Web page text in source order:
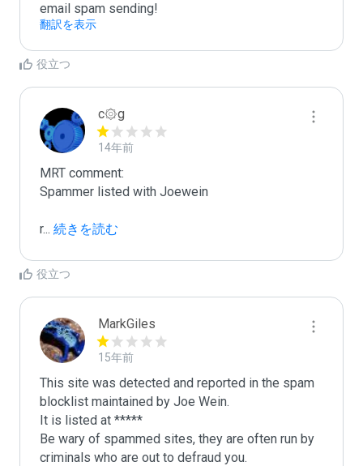
email spam sending!
翻訳を表示
役立つ
c۞g
14年前
MRT comment:
Spammer listed with Joewein
r... 続きを読む
役立つ
MarkGiles
15年前
This site was detected and reported in the spam
blocklist maintained by Joe Wein.
It is listed at *****
Be wary of spammed sites, they are often run by
criminals who are out to defraud you.